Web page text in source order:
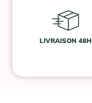
LIVRAISON 48H